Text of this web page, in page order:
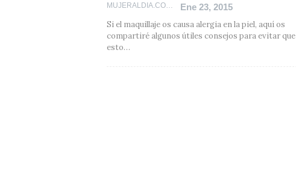
Ene 23, 2015
Si el maquillaje os causa alergia en la piel, aquí os
compartiré algunos útiles consejos para evitar que
esto…